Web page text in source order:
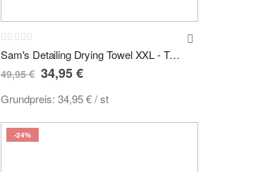
Rating:
0% Sam's Detailing Drying Towel XXL - Twist-Pile Trockentuch 200x110cm 550GSM -Limited-
49,95 € Sonderpreis
34,95 €
Grundpreis: 34,95 €/ st
-24%